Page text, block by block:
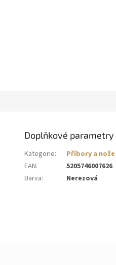
Doplňkové parametry
Kategorie:
Příbory a nože
EAN:
5205746007626
Barva: Nerezová